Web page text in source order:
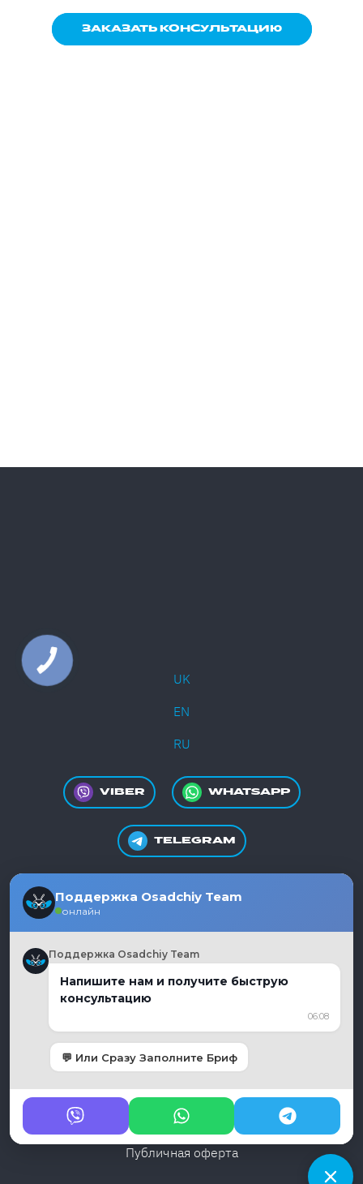
ЗАКАЗАТЬ КОНСУЛЬТАЦИЮ
UK
EN
RU
VIBER WHATSAPP
TELEGRAM
+380981550865
Украина, г. Днепр
Политика конфиденциальности
Публичная оферта
Поддержка Osadchiy Team
онлайн
Поддержка Osadchiy Team
Напишите нам и получите быструю
консультацию
06:08
💬 Или Сразу Заполните Бриф